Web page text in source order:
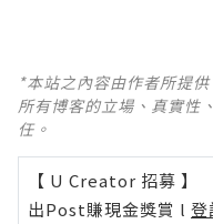
*本站之內容由作者所提
所有博客的立場、真實性
任。
【 U Creator 招募 】
出Post賺現金獎賞 l 登